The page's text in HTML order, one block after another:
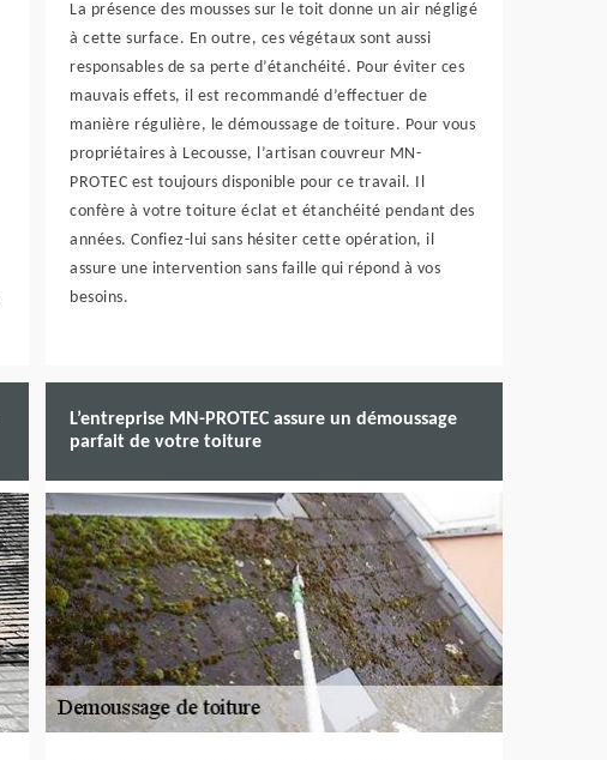
La présence des mousses sur le toit donne un air négligé
à cette surface. En outre, ces végétaux sont aussi
responsables de sa perte d’étanchéité. Pour éviter ces
mauvais effets, il est recommandé d’effectuer de
manière régulière, le démoussage de toiture. Pour vous
propriétaires à Lecousse, l’artisan couvreur MN-
PROTEC est toujours disponible pour ce travail. Il
confère à votre toiture éclat et étanchéité pendant des
années. Confiez-lui sans hésiter cette opération, il
assure une intervention sans faille qui répond à vos
besoins.
L’entreprise MN-PROTEC assure un démoussage
parfait de votre toiture